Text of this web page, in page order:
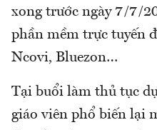
xong trước ngày 7/7/
phần mềm trực tuyến
Ncovi, Bluezon…
Tại buổi làm thủ tục
giáo viên phổ biến lại